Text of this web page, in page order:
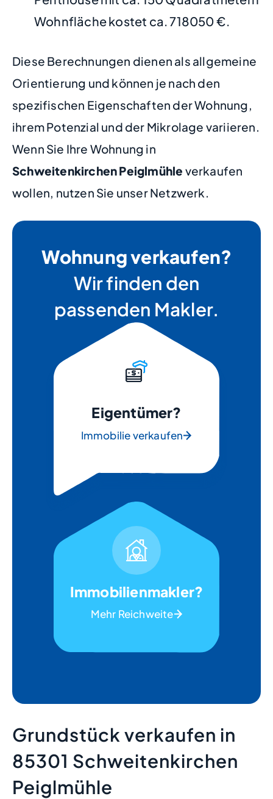
Wohnfläche kostet ca. 718050 €.
Diese Berechnungen dienen als allgemeine
Orientierung und können je nach den
spezifischen Eigenschaften der Wohnung,
ihrem Potenzial und der Mikrolage variieren.
Wenn Sie Ihre Wohnung in
Schweitenkirchen Peiglmühle verkaufen
wollen, nutzen Sie unser Netzwerk.
Wohnung verkaufen?
Wir finden den
passenden Makler.
Eigentümer?
Immobilie verkaufen
Immobilienmakler?
Mehr Reichweite
Grundstück verkaufen in
85301 Schweitenkirchen
Peiglmühle